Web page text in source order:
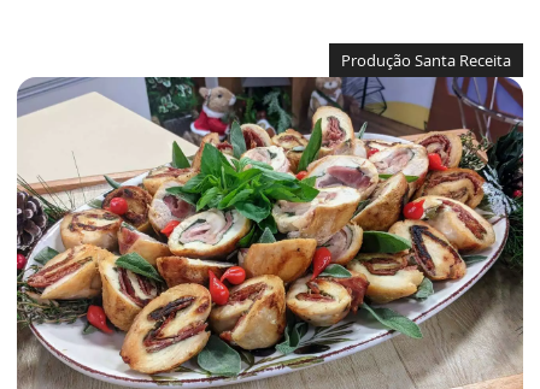
Produção Santa Receita